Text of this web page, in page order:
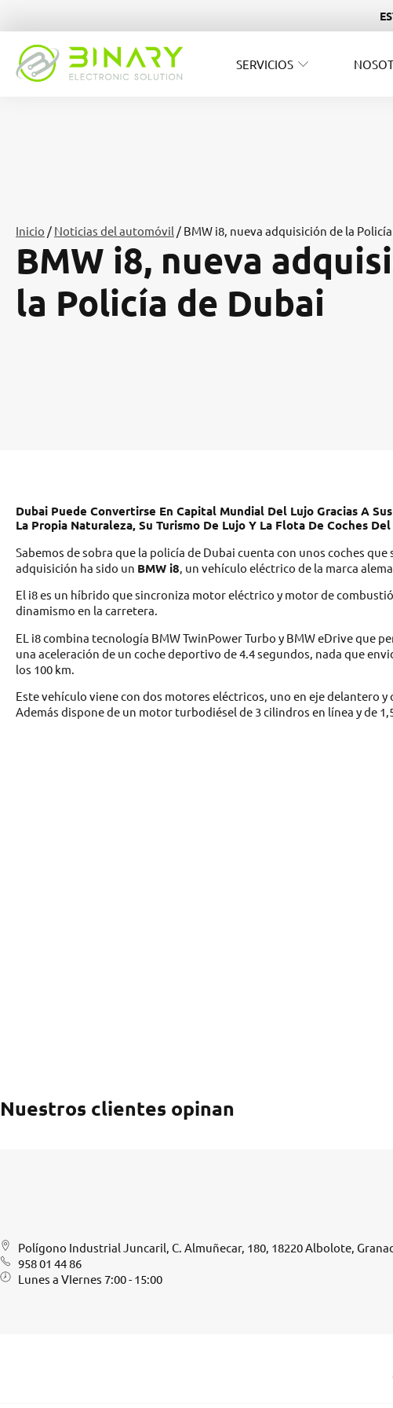
SERVICIOS
Inicio / Noticias del automóvil / BMW i8, nueva adquisición de la
BMW i8, nueva
la Policía de Dubai
Dubai Puede Convertirse En Capital Mundial Del Lujo Gracias A
La Propia Naturaleza, Su Turismo De Lujo Y La Flota De Coches
Sabemos de sobra que la policía de Dubai cuenta con unos coches
adquisición ha sido un BMW i8 , un vehículo eléctrico de la marca
El i8 es un híbrido que sincroniza motor eléctrico y motor de
dinamismo en la carretera.
EL i8 combina tecnología BMW TwinPower Turbo y BMW eDrive que
una aceleración de un coche deportivo de 4.4 segundos, nada que
los 100 km.
Este vehículo viene con dos motores eléctricos, uno en eje delantero
Además dispone de un motor turbodiésel de 3 cilindros en línea y de
Nuestros clientes opinan
Polígono Industrial Juncaril, C. Almuñecar, 180, 18220 Albolote,
958 01 44 86
Lunes a VIernes 7:00 - 15:00